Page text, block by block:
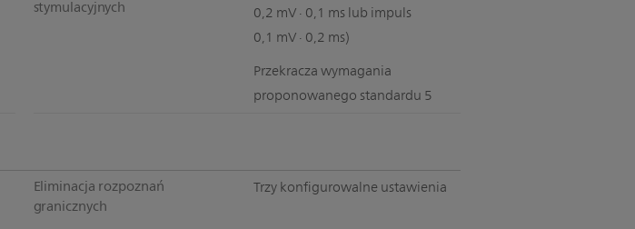
stymulacyjnych
0,2 mV · 0,1 ms lub impuls
0,1 mV · 0,2 ms)
Przekracza wymagania
proponowanego standardu 5
Eliminacja rozpoznań
granicznych
Trzy konfigurowalne ustawienia